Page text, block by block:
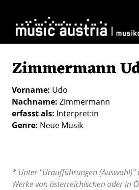
Zimmermann
Vorname Udo
Nachname Zimmermann
erfasst als Interpret:in
Genre Neue Musik
* Unter "Uraufführungen (Auswahl)"
Werke von österreichischen oder in